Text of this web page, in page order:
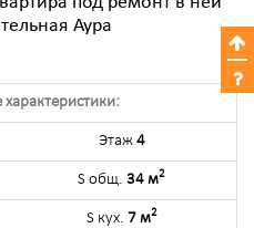
Аура
Этаж 4
S общ. 34 м2
S кух. 7 м2